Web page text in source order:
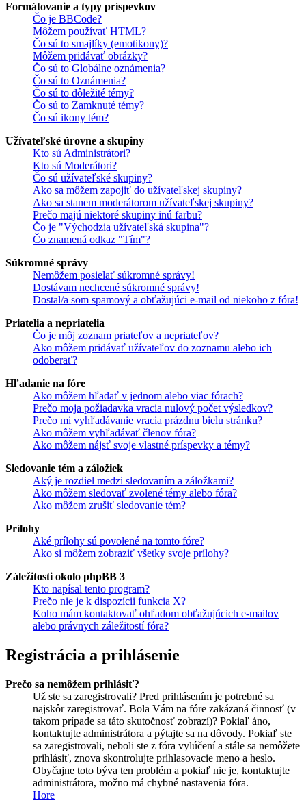
Formátovanie a typy príspevkov
Čo je BBCode?
Môžem používať HTML?
Čo sú to smajlíky (emotikony)?
Môžem pridávať obrázky?
Čo sú to Globálne oznámenia?
Čo sú to Oznámenia?
Čo sú to dôležité témy?
Čo sú to Zamknuté témy?
Čo sú ikony tém?
Užívateľské úrovne a skupiny
Kto sú Administrátori?
Kto sú Moderátori?
Čo sú užívateľské skupiny?
Ako sa môžem zapojiť do užívateľskej skupiny?
Ako sa stanem moderátorom užívateľskej skupiny?
Prečo majú niektoré skupiny inú farbu?
Čo je "Východzia užívateľská skupina"?
Čo znamená odkaz "Tím"?
Súkromné správy
Nemôžem posielať súkromné správy!
Dostávam nechcené súkromné správy!
Dostal/a som spamový a obťažujúci e-mail od niekoho z fóra!
Priatelia a nepriatelia
Čo je môj zoznam priateľov a nepriateľov?
Ako môžem pridávať užívateľov do zoznamu alebo ich
odoberať?
Hľadanie na fóre
Ako môžem hľadať v jednom alebo viac fórach?
Prečo moja požiadavka vracia nulový počet výsledkov?
Prečo mi vyhľadávanie vracia prázdnu bielu stránku?
Ako môžem vyhľadávať členov fóra?
Ako môžem nájsť svoje vlastné príspevky a témy?
Sledovanie tém a záložiek
Aký je rozdiel medzi sledovaním a záložkami?
Ako môžem sledovať zvolené témy alebo fóra?
Ako môžem zrušiť sledovanie tém?
Prílohy
Aké prílohy sú povolené na tomto fóre?
Ako si môžem zobraziť všetky svoje prílohy?
Záležitosti okolo phpBB 3
Kto napísal tento program?
Prečo nie je k dispozícii funkcia X?
Koho mám kontaktovať ohľadom obťažujúcich e-mailov
alebo právnych záležitostí fóra?
Registrácia a prihlásenie
Prečo sa nemôžem prihlásiť?
Už ste sa zaregistrovali? Pred prihlásením je potrebné sa
najskôr zaregistrovať. Bola Vám na fóre zakázaná činnosť (v
takom prípade sa táto skutočnosť zobrazí)? Pokiaľ áno,
kontaktujte administrátora a pýtajte sa na dôvody. Pokiaľ ste
sa zaregistrovali, neboli ste z fóra vylúčení a stále sa nemôžete
prihlásiť, znova skontrolujte prihlasovacie meno a heslo.
Obyčajne toto býva ten problém a pokiaľ nie je, kontaktujte
administrátora, možno má chybné nastavenia fóra.
Hore